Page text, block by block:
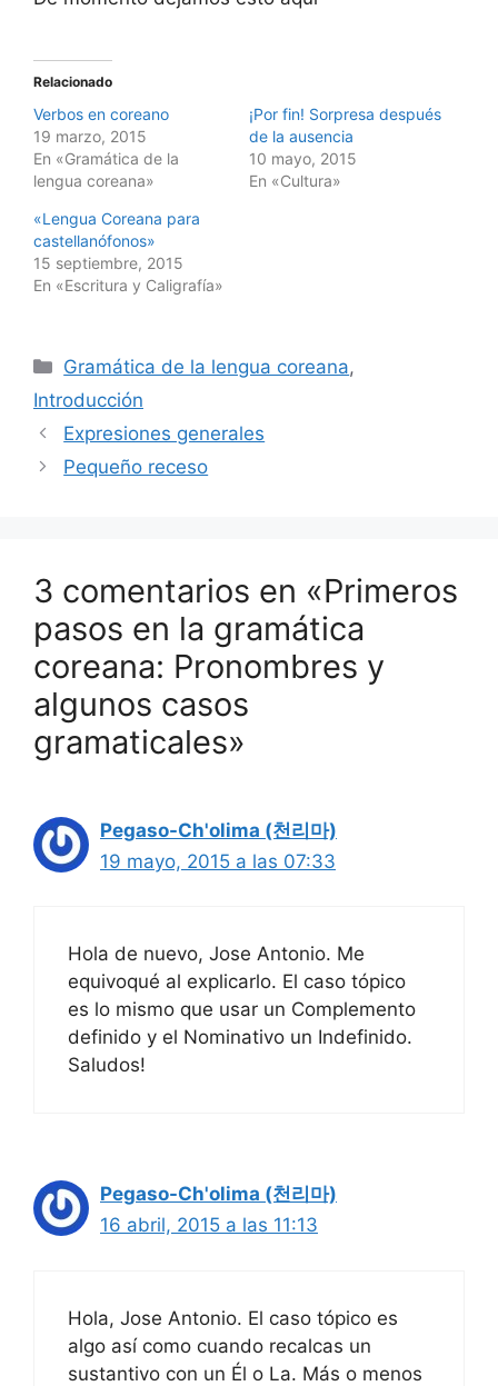
Relacionado
Verbos en coreano
19 marzo, 2015
En «Gramática de la
lengua coreana»
¡Por fin! Sorpresa después
de la ausencia
10 mayo, 2015
En «Cultura»
«Lengua Coreana para
castellanófonos»
15 septiembre, 2015
En «Escritura y Caligrafía»
Categorías
Gramática de la lengua coreana,
Introducción
Expresiones generales
Pequeño receso
3 comentarios en «Primeros
pasos en la gramática
coreana: Pronombres y
algunos casos
gramaticales»
Pegaso-Ch'olima (천리마)
19 mayo, 2015 a las 07:33
Hola de nuevo, Jose Antonio. Me
equivoqué al explicarlo. El caso tópico
es lo mismo que usar un Complemento
definido y el Nominativo un Indefinido.
Saludos!
Pegaso-Ch'olima (천리마)
16 abril, 2015 a las 11:13
Hola, Jose Antonio. El caso tópico es
algo así como cuando recalcas un
sustantivo con un Él o La. Más o menos